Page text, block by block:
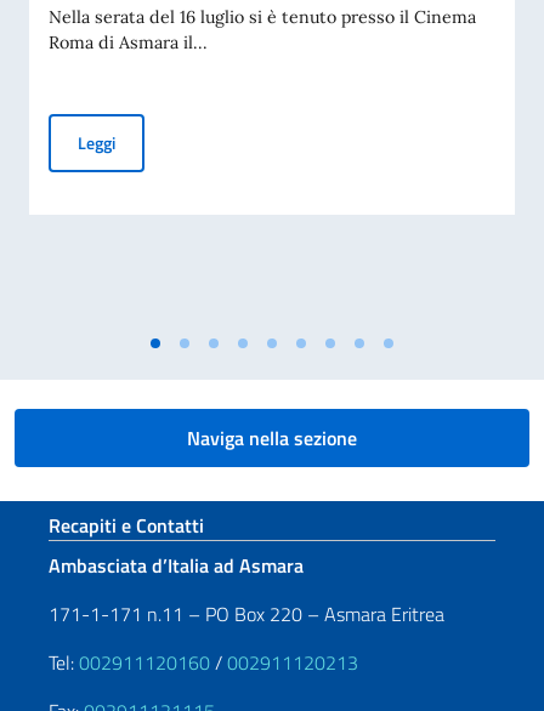
Nella serata del 16 luglio si è tenuto presso il Cinema
Roma di Asmara il...
LeggiConcerto “Mi ritorni in mente: viaggio tra i brani
Naviga nella sezione
Sezione footer
Recapiti e Contatti
Ambasciata d’Italia ad Asmara
171-1-171 n.11 – PO Box 220 – Asmara Eritrea
Tel:002911120160/002911120213